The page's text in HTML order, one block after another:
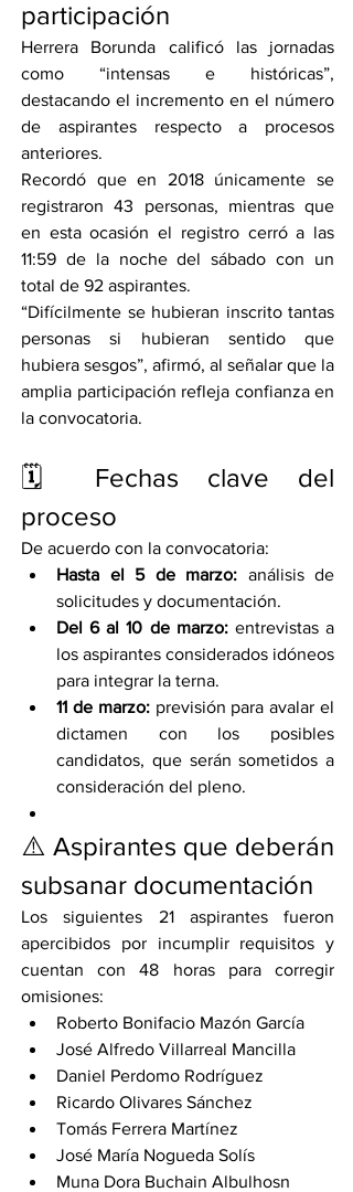
participación
Herrera Borunda calificó las jornadas
como “intensas e históricas”,
destacando el incremento en el número
de aspirantes respecto a procesos
anteriores.
Recordó que en 2018 únicamente se
registraron 43 personas, mientras que
en esta ocasión el registro cerró a las
11:59 de la noche del sábado con un
total de 92 aspirantes.
“Difícilmente se hubieran inscrito tantas
personas si hubieran sentido que
hubiera sesgos”, afirmó, al señalar que la
amplia participación refleja confianza en
la convocatoria.
🗓️ Fechas clave del
proceso
De acuerdo con la convocatoria:
Hasta el 5 de marzo: análisis de
solicitudes y documentación.
Del 6 al 10 de marzo: entrevistas a
los aspirantes considerados idóneos
para integrar la terna.
11 de marzo: previsión para avalar el
dictamen con los posibles
candidatos, que serán sometidos a
consideración del pleno.
⚠️ Aspirantes que deberán
subsanar documentación
Los siguientes 21 aspirantes fueron
apercibidos por incumplir requisitos y
cuentan con 48 horas para corregir
omisiones:
Roberto Bonifacio Mazón García
José Alfredo Villarreal Mancilla
Daniel Perdomo Rodríguez
Ricardo Olivares Sánchez
Tomás Ferrera Martínez
José María Nogueda Solís
Muna Dora Buchain Albulhosn